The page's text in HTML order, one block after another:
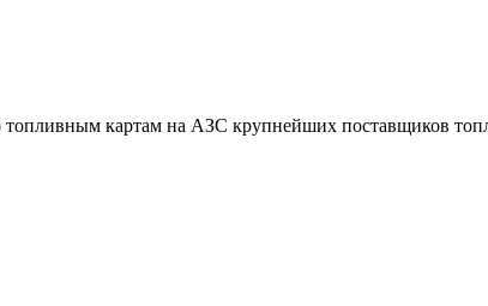
картам на АЗС крупнейших поставщиков